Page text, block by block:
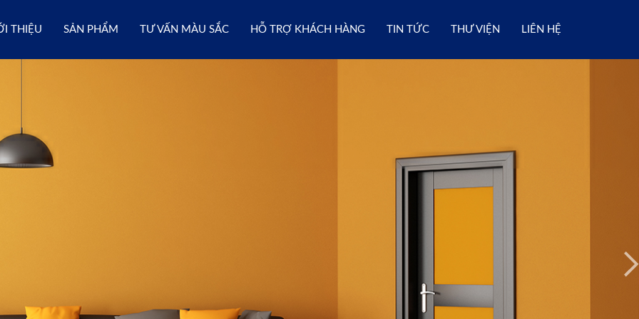
THIỆU SẢN PHẨM TƯ VẤN MÀU SẮC HỖ TRỢ KHÁCH HÀNG TIN TỨC THƯ VIỆN LIÊN HỆ